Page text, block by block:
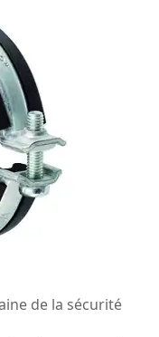
de la sécurité